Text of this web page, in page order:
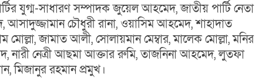
যুগ্ম-সাধারণ সম্পাদক জুয়েল আহমেদ, জাতীয় পার্টি নেতা
চৌধুরী রানা, ওয়াসিম আহমেদ, শাহাদাত
জামাত আলী, সোলায়মান মেম্বার, মালেক মোল্লা, মনির
নেত্রী আছমা আক্তার রুমি, তাজনিনা আহমেদ, লুতফা
মিজানুর রহমান প্রমুখ।